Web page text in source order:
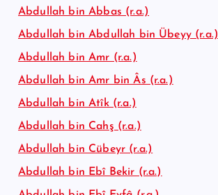
Abdullah bin Abbas (r.a.)
Abdullah bin Abdullah bin Übeyy (r.a.)
Abdullah bin Amr (r.a.)
Abdullah bin Amr bin Âs (r.a.)
Abdullah bin Atîk (r.a.)
Abdullah bin Cahş (r.a.)
Abdullah bin Cübeyr (r.a.)
Abdullah bin Ebî Bekir (r.a.)